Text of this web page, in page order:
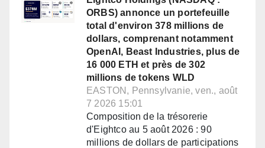
ORBS) annonce un portefeuille
total d'environ 378 millions de
dollars, comprenant notamment
OpenAI, Beast Industries, plus de
16 000 ETH et près de 302
millions de tokens WLD
EASTON, Pennsylvanie, ven., août
7 2026 15:01
Composition de la trésorerie
d'Eightco au 5 août 2026 : 90
millions de dollars de participations